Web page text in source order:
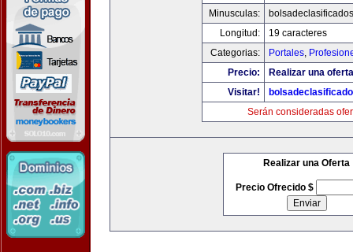
Minusculas:
Longitud:
19 caracteres
Categorias:
Portales,
Precio:
Realizar una
Visitar!
Serán consideradas
Realizar una Oferta
Precio Ofrecido $